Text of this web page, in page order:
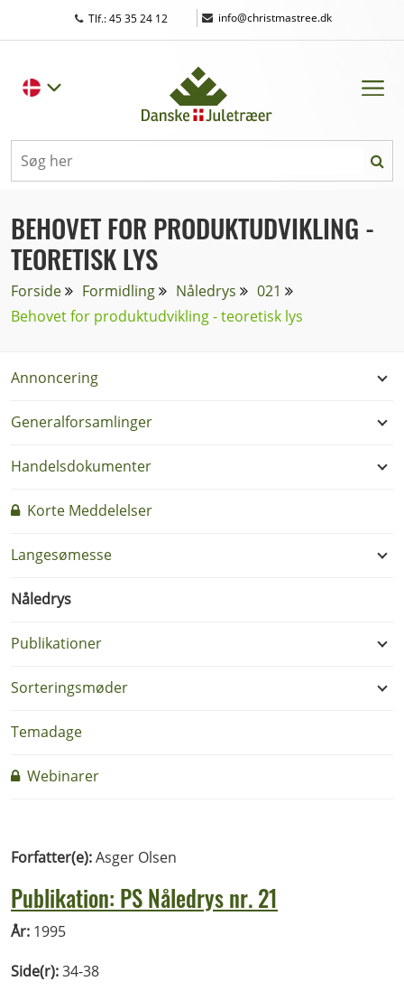
Tlf.: 45 35 24 12 | info@christmastree.dk
BEHOVET FOR PRODUKTUDVIKLING -
TEORETISK LYS
Forside Formidling Nåledrys
021
Behovet for produktudvikling - teoretisk lys
Annoncering
Generalforsamlinger
Handelsdokumenter
Korte Meddelelser
Langesømesse
Nåledrys
Publikationer
Sorteringsmøder
Temadage
Webinarer
Forfatter(e):Asger Olsen
Publikation: PS Nåledrys nr. 21
År: 1995
Side(r):34-38